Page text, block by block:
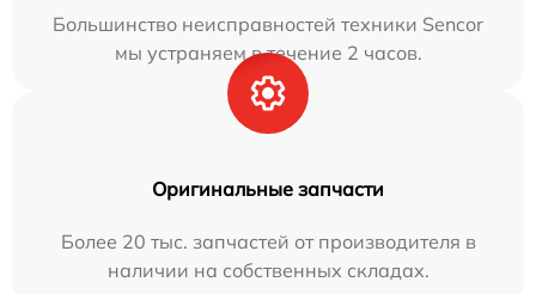
Большинство неисправностей техники Sencor
мы устраняем в течение 2 часов.
Оригинальные запчасти
Более 20 тыс. запчастей от производителя в
наличии на собственных складах.